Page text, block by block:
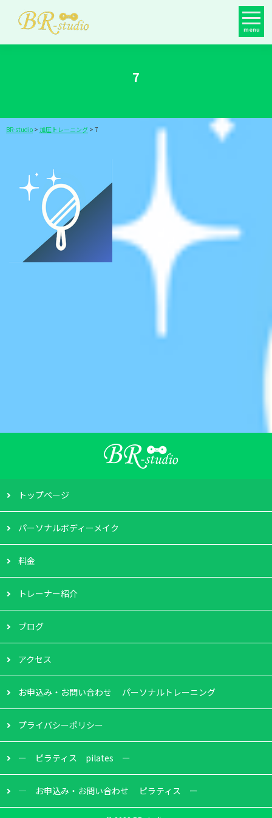
menu
7
BR-studio > 加圧トレーニング > 7
トップページ
パーソナルボディーメイク
料金
トレーナー紹介
ブログ
アクセス
お申込み・お問い合わせ パーソナルトレーニング
プライバシーポリシー
ー ピラティス pilates ー
― お申込み・お問い合わせ ピラティス ー